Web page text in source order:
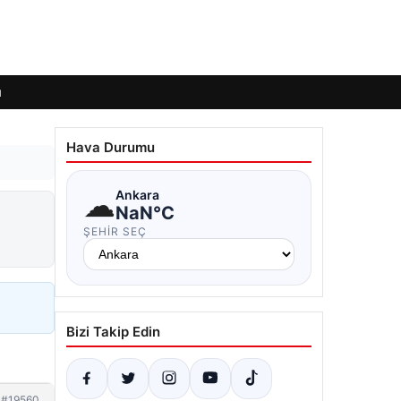
Hava Durumu
☁Ankara
NaN°C
ŞEHIR SEÇ
Bizi Takip Edin